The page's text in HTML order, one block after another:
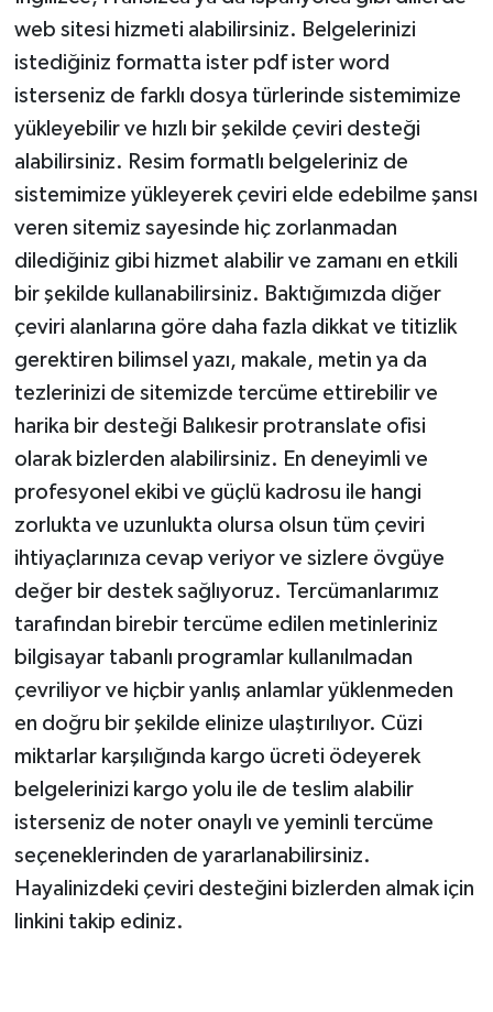
web sitesi hizmeti alabilirsiniz. Belgelerinizi
istediğiniz formatta ister pdf ister word
isterseniz de farklı dosya türlerinde sistemimize
yükleyebilir ve hızlı bir şekilde çeviri desteği
alabilirsiniz. Resim formatlı belgeleriniz de
sistemimize yükleyerek çeviri elde edebilme şansı
veren sitemiz sayesinde hiç zorlanmadan
dilediğiniz gibi hizmet alabilir ve zamanı en etkili
bir şekilde kullanabilirsiniz. Baktığımızda diğer
çeviri alanlarına göre daha fazla dikkat ve titizlik
gerektiren bilimsel yazı, makale, metin ya da
tezlerinizi de sitemizde tercüme ettirebilir ve
harika bir desteği Balıkesir protranslate ofisi
olarak bizlerden alabilirsiniz. En deneyimli ve
profesyonel ekibi ve güçlü kadrosu ile hangi
zorlukta ve uzunlukta olursa olsun tüm çeviri
ihtiyaçlarınıza cevap veriyor ve sizlere övgüye
değer bir destek sağlıyoruz. Tercümanlarımız
tarafından birebir tercüme edilen metinleriniz
bilgisayar tabanlı programlar kullanılmadan
çevriliyor ve hiçbir yanlış anlamlar yüklenmeden
en doğru bir şekilde elinize ulaştırılıyor. Cüzi
miktarlar karşılığında kargo ücreti ödeyerek
belgelerinizi kargo yolu ile de teslim alabilir
isterseniz de noter onaylı ve yeminli tercüme
seçeneklerinden de yararlanabilirsiniz.
Hayalinizdeki çeviri desteğini bizlerden almak için
linkini takip ediniz.